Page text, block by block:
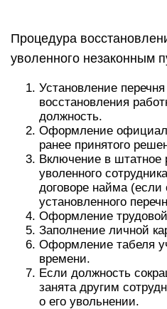
Процедура
уволенного незаконным
Установление
восстановления
должность.
Оформление
ранее принятого
Включение в штатное
уволенного
договоре найма
установленного
Оформление
Заполнение личной
Оформление табеля
времени.
Если должность
занята другим
о его увольнении.